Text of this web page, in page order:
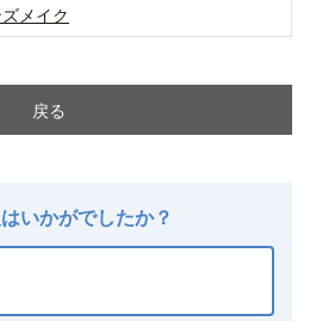
メイク
戻る
いかがでしたか？